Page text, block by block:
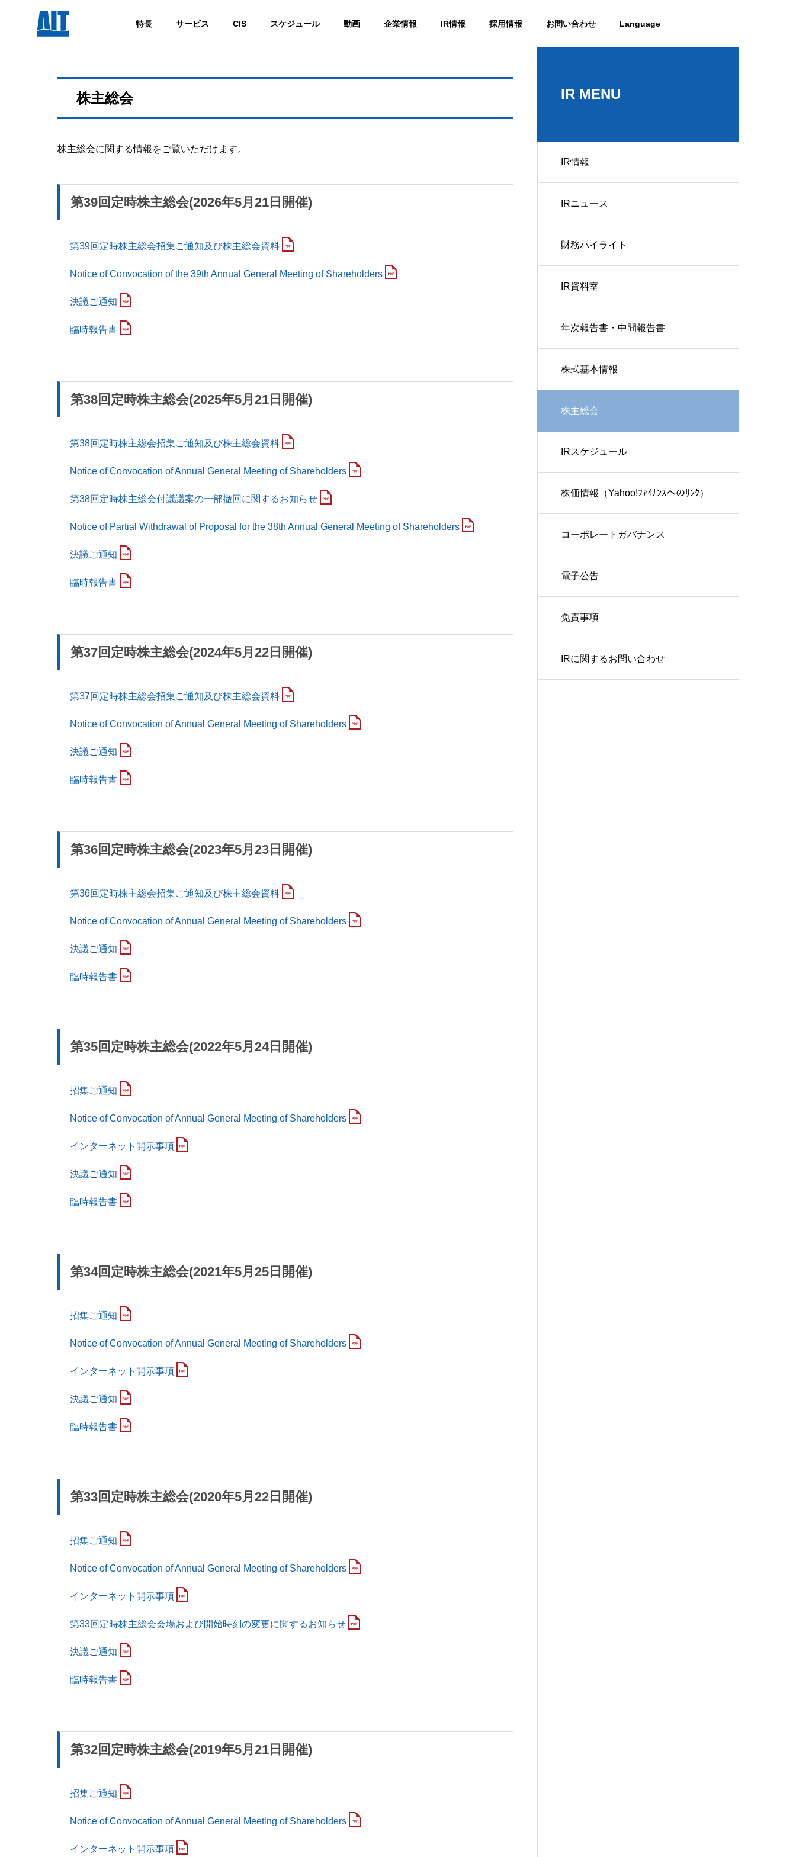
特長 サービス CIS スケジュール 動画 企業情報 IR情報 採用情報 お問い合わせ Language
株主総会
株主総会に関する情報をご覧いただけます。
第39回定時株主総会(2026年5月21日開催)
第39回定時株主総会招集ご通知及び株主総会資料
Notice of Convocation of the 39th Annual General Meeting of Shareholders
決議ご通知
臨時報告書
第38回定時株主総会(2025年5月21日開催)
第38回定時株主総会招集ご通知及び株主総会資料
Notice of Convocation of Annual General Meeting of Shareholders
第38回定時株主総会付議議案の一部撤回に関するお知らせ
Notice of Partial Withdrawal of Proposal for the 38th Annual General Meeting of Shareholders
決議ご通知
臨時報告書
第37回定時株主総会(2024年5月22日開催)
第37回定時株主総会招集ご通知及び株主総会資料
Notice of Convocation of Annual General Meeting of Shareholders
決議ご通知
臨時報告書
第36回定時株主総会(2023年5月23日開催)
第36回定時株主総会招集ご通知及び株主総会資料
Notice of Convocation of Annual General Meeting of Shareholders
決議ご通知
臨時報告書
第35回定時株主総会(2022年5月24日開催)
招集ご通知
Notice of Convocation of Annual General Meeting of Shareholders
インターネット開示事項
決議ご通知
臨時報告書
第34回定時株主総会(2021年5月25日開催)
招集ご通知
Notice of Convocation of Annual General Meeting of Shareholders
インターネット開示事項
決議ご通知
臨時報告書
第33回定時株主総会(2020年5月22日開催)
招集ご通知
Notice of Convocation of Annual General Meeting of Shareholders
インターネット開示事項
第33回定時株主総会会場および開始時刻の変更に関するお知らせ
決議ご通知
臨時報告書
第32回定時株主総会(2019年5月21日開催)
招集ご通知
Notice of Convocation of Annual General Meeting of Shareholders
インターネット開示事項
IR MENU
IR情報
IRニュース
財務ハイライト
IR資料室
年次報告書・中間報告書
株式基本情報
株主総会
IRスケジュール
株価情報（Yahoo!ﾌｧｲﾅﾝｽへのﾘﾝｸ）
コーポレートガバナンス
電子公告
免責事項
IRに関するお問い合わせ